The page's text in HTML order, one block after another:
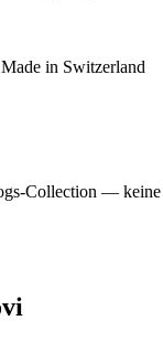
Made in Switzerland
Collection —